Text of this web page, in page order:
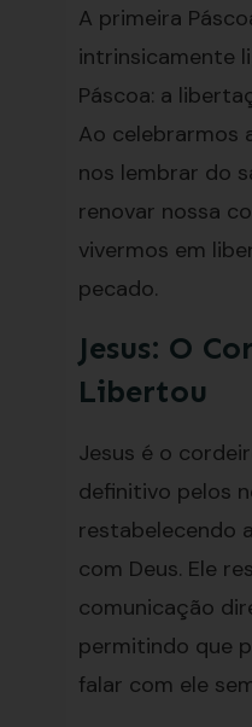
A primeira
intrinsicamente
Páscoa: a
Ao celebrarmos
nos lembrar do
renovar nossa
vivermos em
pecado.
Jesus: O
Libertou
Jesus é o
definitivo pelos
restabelecendo
com Deus. Ele
comunicação
permitindo que
falar com ele